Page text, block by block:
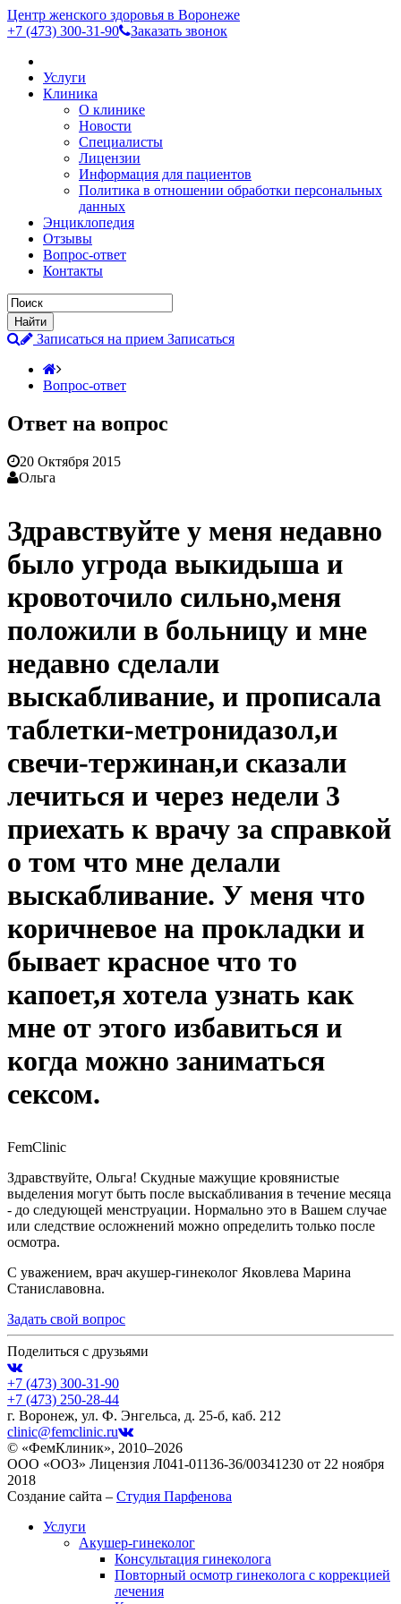
Центр женского здоровья в Воронеже
+7 (473) 300-31-90 Заказать звонок
Услуги
Клиника
О клинике
Новости
Специалисты
Лицензии
Информация для пациентов
Политика в отношении обработки персональных
данных
Энциклопедия
Отзывы
Вопрос-ответ
Контакты
Записаться на прием Записаться
Вопрос-ответ
Ответ на вопрос
20 Октября 2015
Ольга
Здравствуйте у меня недавно
было угрода выкидыша и
кровоточило сильно,меня
положили в больницу и мне
недавно сделали
выскабливание, и прописала
таблетки-метронидазол,и
свечи-тержинан,и сказали
лечиться и через недели 3
приехать к врачу за справкой
о том что мне делали
выскабливание. У меня что
коричневое на прокладки и
бывает красное что то
капоет,я хотела узнать как
мне от этого избавиться и
когда можно заниматься
сексом.
FemClinic
Здравствуйте, Ольга! Скудные мажущие кровянистые
выделения могут быть после выскабливания в течение месяца
- до следующей менструации. Нормально это в Вашем случае
или следствие осложнений можно определить только после
осмотра.
С уважением, врач акушер-гинеколог Яковлева Марина
Станиславовна.
Задать свой вопрос
Поделиться с друзьями
+7 (473) 300-31-90
+7 (473) 250-28-44
г. Воронеж, ул. Ф. Энгельса, д. 25-б, каб. 212
clinic@femclinic.ru
© «ФемКлиник», 2010–2026
ООО «ООЗ» Лицензия Л041-01136-36/00341230 от 22 ноября
2018
Создание сайта – Студия Парфенова
Услуги
Акушер-гинеколог
Консультация гинеколога
Повторный осмотр гинеколога с коррекцией
лечения